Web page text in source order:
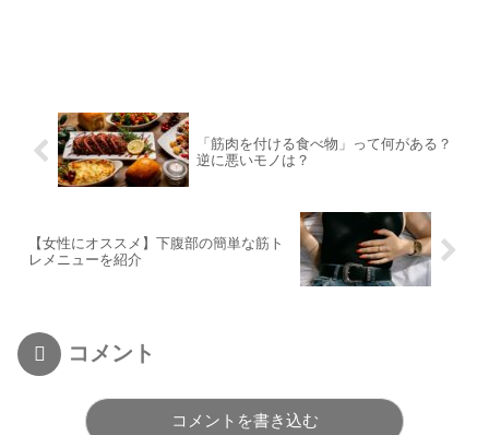
「筋肉を付ける食べ物」って何がある？
逆に悪いモノは？
【女性にオススメ】下腹部の簡単な筋ト
レメニューを紹介
コメント
コメントを書き込む